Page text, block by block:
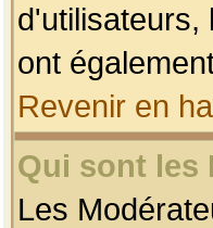
d'utilisateurs,
ont
Revenir en
Qui sont les
Les